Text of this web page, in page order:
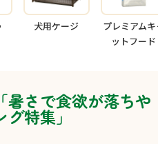
犬用ケージ
プレミアム
ットフード
暑さで食欲が落ちや
グ特集」